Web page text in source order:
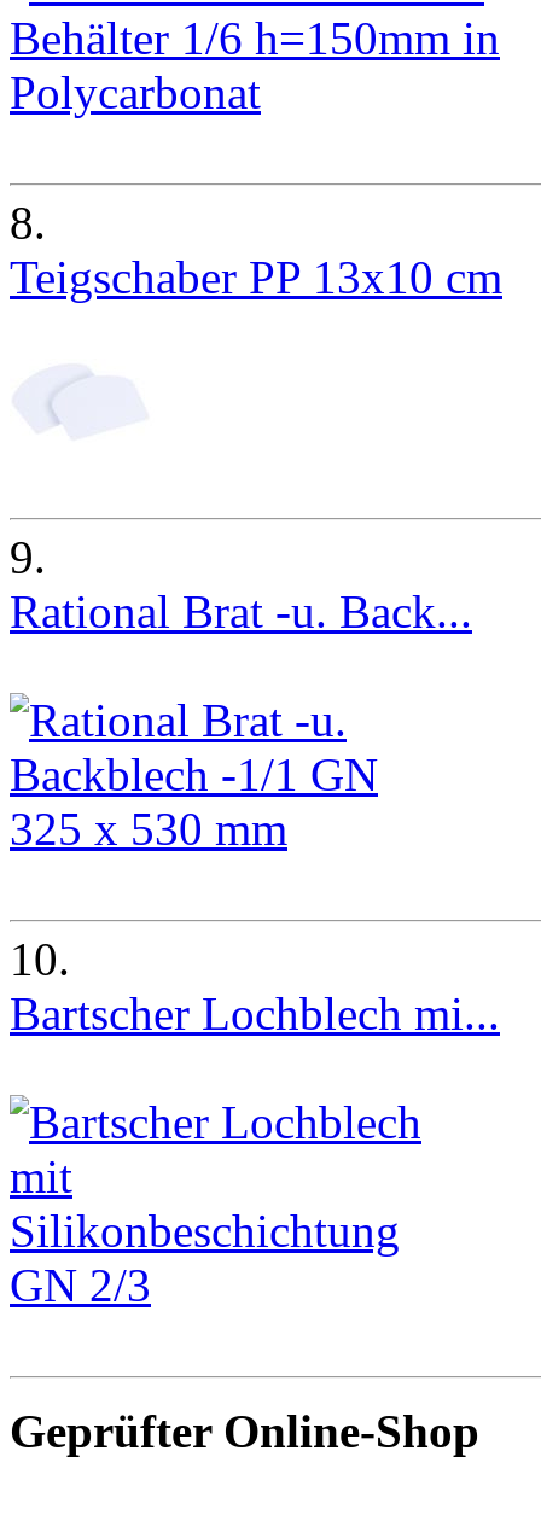
8.
Teigschaber PP 13x10 cm
9.
Rational Brat -u. Back...
10.
Bartscher Lochblech mi...
Geprüfter Online-Shop